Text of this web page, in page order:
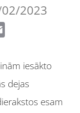
2023
iesākto
dejas
esam